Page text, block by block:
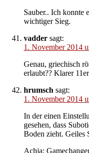
Sauber.. Ich konnte
wichtiger Sieg.
vadder sagt:
1. November 2014
Genau, griechisch
erlaubt?? Klarer
hrumsch sagt:
1. November 2014
In der einen
gesehen, dass
Boden zieht. Geiles
Achja: